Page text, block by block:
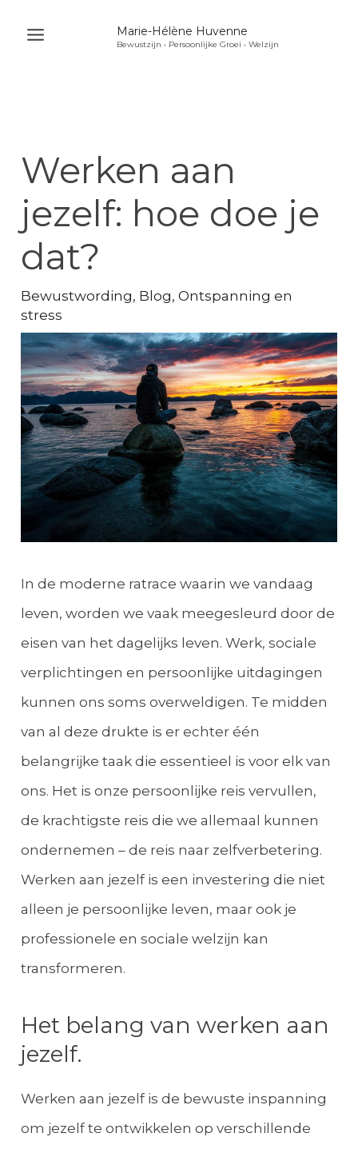
naar
Marie-Hélène Huvenne
Bewustzijn • Persoonlijke Groei • Welzijn
Werken aan
jezelf: hoe doe je
dat?
Bewustwording, Blog,Ontspanning en
stress
In de moderne ratrace waarin we vandaag
leven, worden we vaak meegesleurd door de
eisen van het dagelijks leven. Werk, sociale
verplichtingen en persoonlijke uitdagingen
kunnen ons soms overweldigen. Te midden
van al deze drukte is er echter één
belangrijke taak die essentieel is voor elk van
ons. Het is onze persoonlijke reis vervullen,
de krachtigste reis die we allemaal kunnen
ondernemen – de reis naar zelfverbetering.
Werken aan jezelf is een investering die niet
alleen je persoonlijke leven, maar ook je
professionele en sociale welzijn kan
transformeren.
Het belang van werken aan
jezelf.
Werken aan jezelf is de bewuste inspanning
om jezelf te ontwikkelen op verschillende